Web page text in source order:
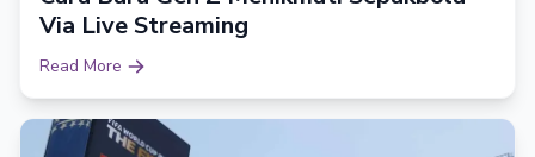
Via Live Streaming
Read More